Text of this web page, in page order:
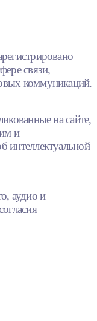
связи,
коммуникаций.
на сайте,
и
интеллектуальной
аудио и